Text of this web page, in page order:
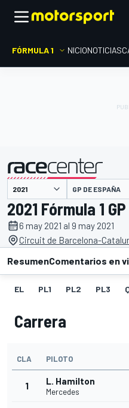
FÓRMULA 1 INICIONOTICIAS
presentado por GP DE ESPAÑA
2021 Fórmula 1
6 may 2021 al 9 may 2021
Circuit de Barcelona-
ResumenComentarios en
EL PL1 PL2 PL3
Carrera
CLA PILOTO
1 L. Hamilton
Mercedes